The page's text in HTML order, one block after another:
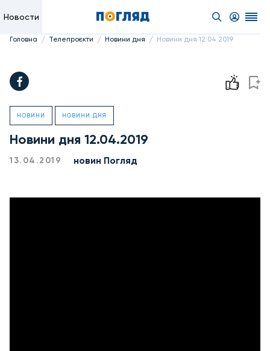
Новости
Головна / Телепроєкти / Новини дня / Новини дня 12.04.2019
НОВИНИ НОВИНИ ДНЯ
Новини дня 12.04.2019
13.04.2019 новин Погляд